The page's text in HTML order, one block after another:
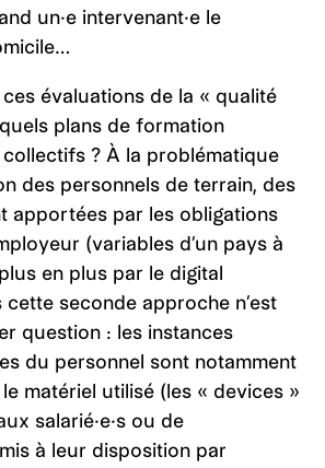
un·e intervenant·e le
évaluations de la « qualité
plans de formation
? À la problématique
des personnels de terrain, des
apportées par les obligations
(variables d’un pays à
en plus par le digital
cette seconde approche n’est
question : les instances
du personnel sont notamment
matériel utilisé (les « devices »
salarié·e·s ou de
à leur disposition par